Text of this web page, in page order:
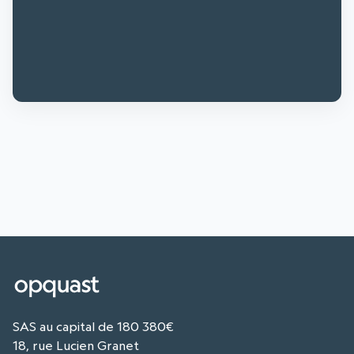
SAS au capital de 180 380€
18, rue Lucien Granet